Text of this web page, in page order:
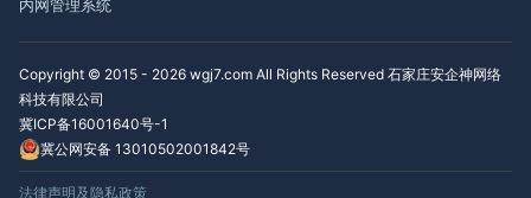
内网管理系统
Copyright © 2015 - 2026 wgj7.com All Rights Reserved 石家庄安企神网络
科技有限公司
冀ICP备16001640号-1
冀公网安备 13010502001842号
法律声明及隐私政策